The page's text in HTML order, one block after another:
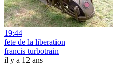
19:44
fete de la liberation
francis turbotrain
il y a 12 ans